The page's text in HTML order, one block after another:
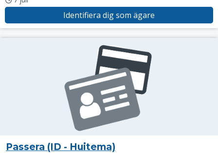
Identifiera dig som ägare
Passera (ID - Huitema)